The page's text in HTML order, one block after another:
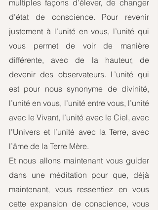
multiples façons d’élever, de changer
d’état de conscience. Pour revenir
justement à l’unité en vous, l’unité qui
vous permet de voir de manière
différente, avec de la hauteur, de
devenir des observateurs. L’unité qui
est pour nous synonyme de divinité,
l’unité en vous, l’unité entre vous, l’unité
avec le Vivant, l’unité avec le Ciel, avec
l’Univers et l’unité avec la Terre, avec
l’âme de la Terre Mère.
Et nous allons maintenant vous guider
dans une méditation pour que, déjà
maintenant, vous ressentiez en vous
cette expansion de conscience, vous